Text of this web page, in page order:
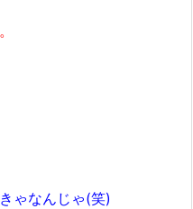
ゃなんじゃ(笑)